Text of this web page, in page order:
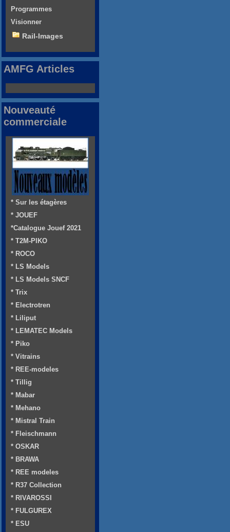
Programmes
Visionner
Rail-Images
AMFG Articles
Nouveauté
commerciale
* Sur les étagères
* JOUEF
*Catalogue Jouef 2021
* T2M-PIKO
* ROCO
* LS Models
* LS Models SNCF
* Trix
* Electrotren
* Liliput
* LEMATEC Models
* Piko
* Vitrains
* REE-modeles
* Tillig
* Mabar
* Mehano
* Mistral Train
* Fleischmann
* OSKAR
* BRAWA
* REE modeles
* R37 Collection
* RIVAROSSI
* FULGUREX
* ESU